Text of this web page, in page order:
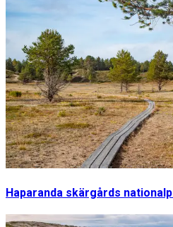
Haparanda skärgårds